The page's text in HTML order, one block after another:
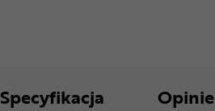
Specyfikacja Opinie